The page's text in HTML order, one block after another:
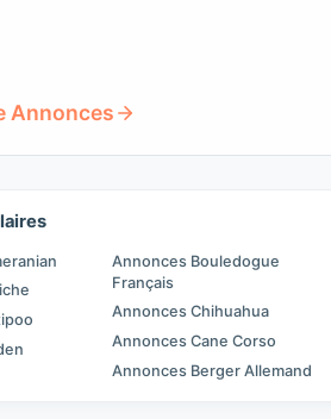
Annonces
Annonces Bouledogue
Français
Annonces Chihuahua
Annonces Cane Corso
Annonces Berger Allemand